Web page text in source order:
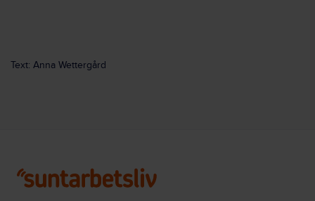
Text: Anna Wettergård